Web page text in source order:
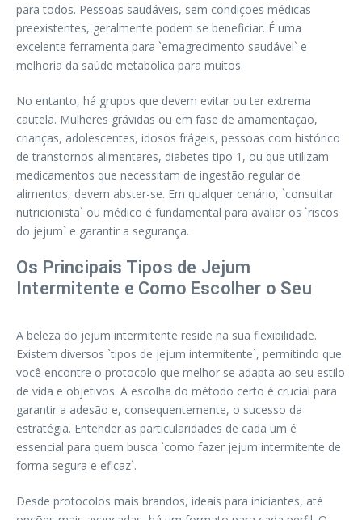
para todos. Pessoas saudáveis, sem condições médicas
preexistentes, geralmente podem se beneficiar. É uma
excelente ferramenta para `emagrecimento saudável` e
melhoria da saúde metabólica para muitos.
No entanto, há grupos que devem evitar ou ter extrema
cautela. Mulheres grávidas ou em fase de amamentação,
crianças, adolescentes, idosos frágeis, pessoas com histórico
de transtornos alimentares, diabetes tipo 1, ou que utilizam
medicamentos que necessitam de ingestão regular de
alimentos, devem abster-se. Em qualquer cenário, `consultar
nutricionista` ou médico é fundamental para avaliar os `riscos
do jejum` e garantir a segurança.
Os Principais Tipos de Jejum
Intermitente e Como Escolher o Seu
A beleza do jejum intermitente reside na sua flexibilidade.
Existem diversos `tipos de jejum intermitente`, permitindo que
você encontre o protocolo que melhor se adapta ao seu estilo
de vida e objetivos. A escolha do método certo é crucial para
garantir a adesão e, consequentemente, o sucesso da
estratégia. Entender as particularidades de cada um é
essencial para quem busca `como fazer jejum intermitente de
forma segura e eficaz`.
Desde protocolos mais brandos, ideais para iniciantes, até